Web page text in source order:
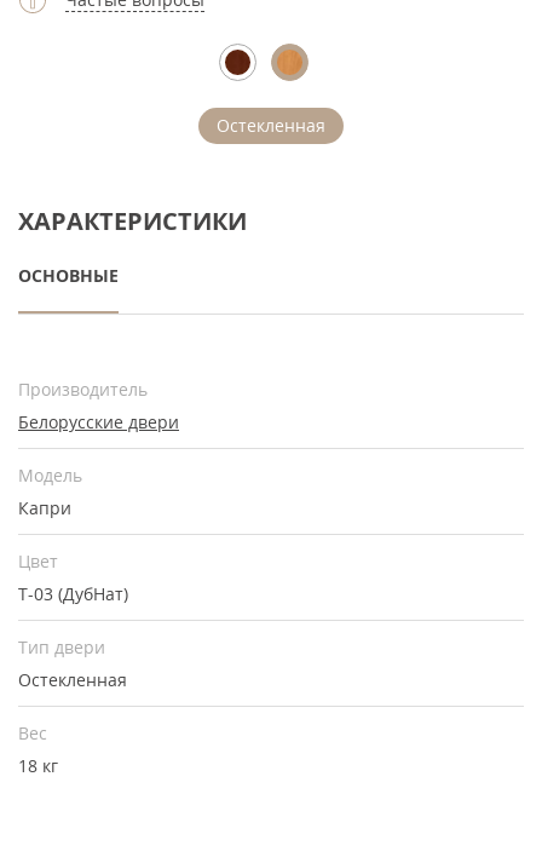
Остекленная
ХАРАКТЕРИСТИКИ
ОСНОВНЫЕ
Производитель
Белорусские двери
Модель
Капри
Цвет
Т-03 (ДубНат)
Тип двери
Остекленная
Вес
18 кг